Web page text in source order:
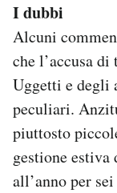
I dubbi
Alcuni
che l’accusa
Uggetti e degli
peculiari.
piuttosto
gestione estiva
all’anno per